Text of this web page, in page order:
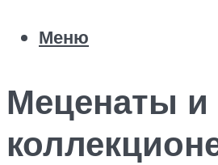
Меню
Меценаты и